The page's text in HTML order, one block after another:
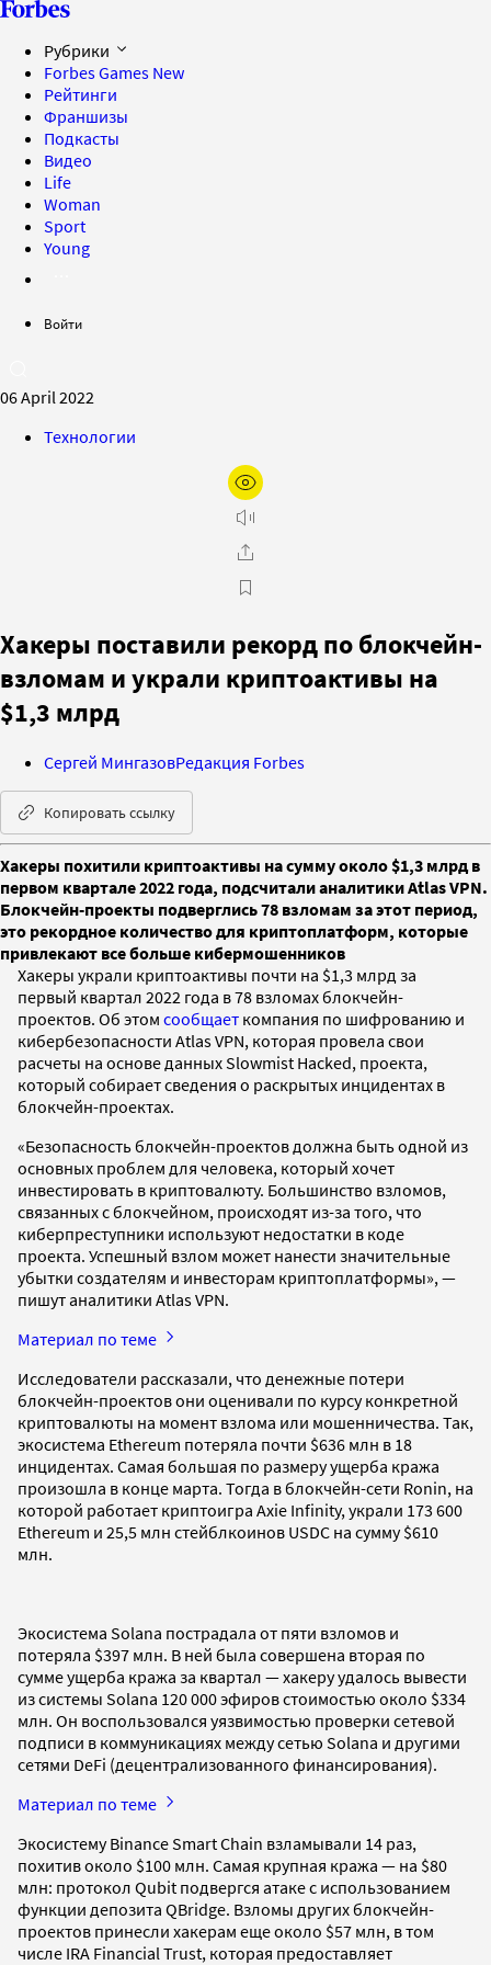
Рубрики
Forbes Games New
Рейтинги
Франшизы
Подкасты
Видео
Life
Woman
Sport
Young
Войти
06 April 2022
Технологии
Хакеры поставили рекорд по блокчейн-
взломам и украли криптоактивы на
$1,3 млрд
Сергей МингазовРедакция Forbes
Копировать ссылку
Хакеры похитили криптоактивы на сумму около $1,3 млрд в
первом квартале 2022 года, подсчитали аналитики Atlas VPN.
Блокчейн-проекты подверглись 78 взломам за этот период,
это рекордное количество для криптоплатформ, которые
привлекают все больше кибермошенников
Хакеры украли криптоактивы почти на $1,3 млрд за
первый квартал 2022 года в 78 взломах блокчейн-
проектов. Об этом сообщает компания по шифрованию и
кибербезопасности Atlas VPN, которая провела свои
расчеты на основе данных Slowmist Hacked, проекта,
который собирает сведения о раскрытых инцидентах в
блокчейн-проектах.
«Безопасность блокчейн-проектов должна быть одной из
основных проблем для человека, который хочет
инвестировать в криптовалюту. Большинство взломов,
связанных с блокчейном, происходят из-за того, что
киберпреступники используют недостатки в коде
проекта. Успешный взлом может нанести значительные
убытки создателям и инвесторам криптоплатформы», —
пишут аналитики Atlas VPN.
Материал по теме
Исследователи рассказали, что денежные потери
блокчейн-проектов они оценивали по курсу конкретной
криптовалюты на момент взлома или мошенничества. Так,
экосистема Ethereum потеряла почти $636 млн в 18
инцидентах. Самая большая по размеру ущерба кража
произошла в конце марта. Тогда в блокчейн-сети Ronin, на
которой работает криптоигра Axie Infinity, украли 173 600
Ethereum и 25,5 млн стейблкоинов USDC на сумму $610
млн.
Экосистема Solana пострадала от пяти взломов и
потеряла $397 млн. В ней была совершена вторая по
сумме ущерба кража за квартал — хакеру удалось вывести
из системы Solana 120 000 эфиров стоимостью около $334
млн. Он воспользовался уязвимостью проверки сетевой
подписи в коммуникациях между сетью Solana и другими
сетями DeFi (децентрализованного финансирования).
Материал по теме
Экосистему Binance Smart Chain взламывали 14 раз,
похитив около $100 млн. Самая крупная кража — на $80
млн: протокол Qubit подвергся атаке с использованием
функции депозита QBridge. Взломы других блокчейн-
проектов принесли хакерам еще около $57 млн, в том
числе IRA Financial Trust, которая предоставляет